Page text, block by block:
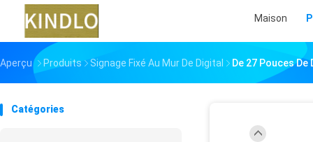
Maison
Aperçu Produits Signage Fixé Au Mur De Digital De 27 Pouces
Catégories